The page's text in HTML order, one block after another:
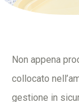
Non appena
collocato
gestione in